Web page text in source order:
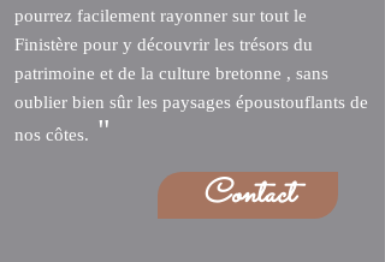
pourrez facilement rayonner sur tout le
Finistère pour y découvrir les trésors du
patrimoine et de la culture bretonne , sans
oublier bien sûr les paysages époustouflants de
nos côtes. "
Contact